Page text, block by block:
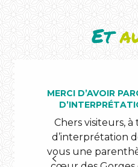
LA ROUTE
Et
MERCI D’AVOIR
Chers visiteurs,
d’interprétation
vous une